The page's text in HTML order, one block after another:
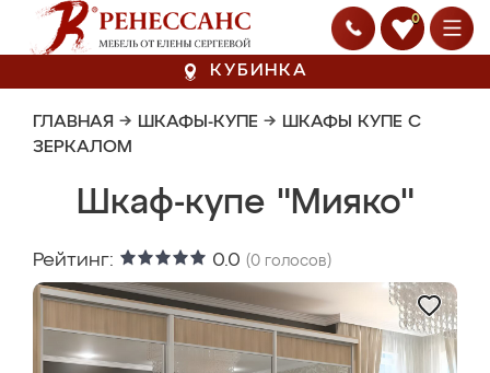
0
КУБИНКА
ГЛАВНАЯ → ШКАФЫ-КУПЕ → ШКАФЫ КУПЕ С
ЗЕРКАЛОМ
Шкаф-купе "Мияко"
Рейтинг: 0.0 (0 голосов)